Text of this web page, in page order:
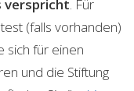
verspricht . Für
(falls vorhanden)
sich für einen
und die Stiftung